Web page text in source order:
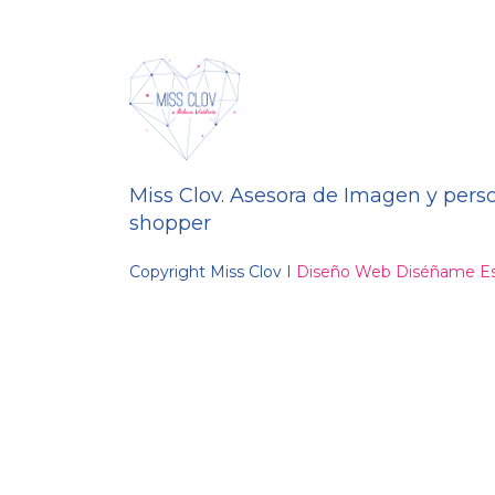
Miss Clov. Asesora de Imagen y
shopper
Copyright Miss Clov I Diseño Web Diséñame